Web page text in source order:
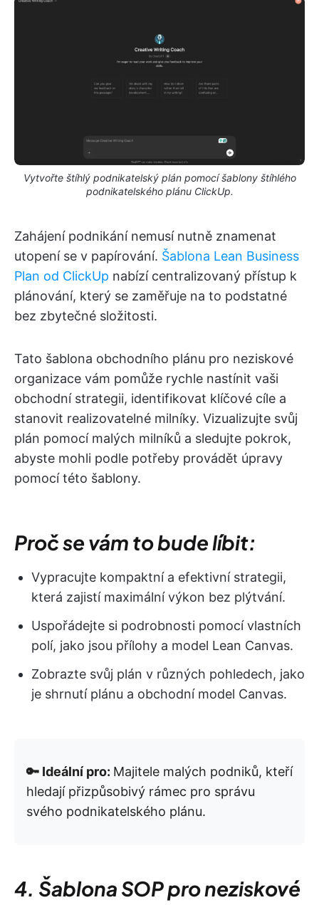
Vytvořte štíhlý podnikatelský plán pomocí šablony štíhlého
podnikatelského plánu ClickUp.
Zahájení podnikání nemusí nutně znamenat
utopení se v papírování. Šablona Lean Business
Plan od ClickUp nabízí centralizovaný přístup k
plánování, který se zaměřuje na to podstatné
bez zbytečné složitosti.
Tato šablona obchodního plánu pro neziskové
organizace vám pomůže rychle nastínit vaši
obchodní strategii, identifikovat klíčové cíle a
stanovit realizovatelné milníky. Vizualizujte svůj
plán pomocí malých milníků a sledujte pokrok,
abyste mohli podle potřeby provádět úpravy
pomocí této šablony.
Proč se vám to bude líbit:
Vypracujte kompaktní a efektivní strategii,
která zajistí maximální výkon bez plýtvání.
Uspořádejte si podrobnosti pomocí vlastních
polí, jako jsou přílohy a model Lean Canvas.
Zobrazte svůj plán v různých pohledech, jako
je shrnutí plánu a obchodní model Canvas.
🔑 Ideální pro: Majitele malých podniků, kteří
hledají přizpůsobivý rámec pro správu
svého podnikatelského plánu.
4. Šablona SOP pro neziskové